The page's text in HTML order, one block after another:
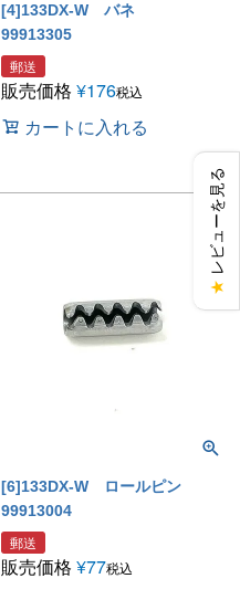
[4]133DX-W バネ
99913305
郵送
販売価格 ¥176税込
カートに入れる
[6]133DX-W ロールピン
99913004
郵送
販売価格 ¥77税込
★
レビューを見る